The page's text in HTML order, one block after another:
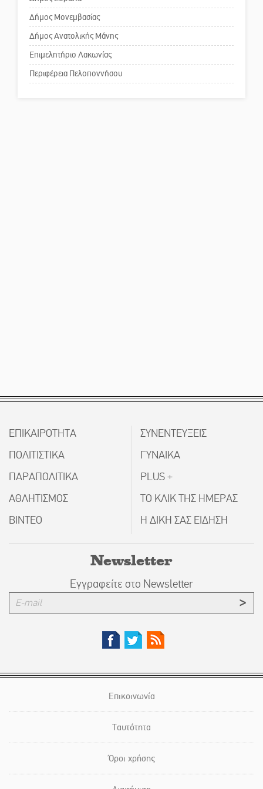
για τη λειτουργία του ΚΑΠΗ
Το δικό σας σχόλιο: Παράδειγμα
κοινωνικής αναισθησίας
Δήμος Μονεμβασίας
Δήμος Ανατολικής Μάνης
Επιμελητήριο Λακωνίας
Περιφέρεια Πελοποννήσου
ΕΠΙΚΑΙΡΟΤΗΤΑ
ΠΟΛΙΤΙΣΤΙΚΑ
ΠΑΡΑΠΟΛΙΤΙΚΑ
ΑΘΛΗΤΙΣΜΟΣ
ΒΙΝΤΕΟ
ΣΥΝΕΝΤΕΥΞΕΙΣ
ΓΥΝΑΙΚΑ
PLUS +
ΤΟ ΚΛΙΚ ΤΗΣ ΗΜΕΡΑΣ
Η ΔΙΚΗ ΣΑΣ ΕΙΔΗΣΗ
Newsletter
Εγγραφείτε στο Newsletter
Επικοινωνία
Ταυτότητα
Όροι χρήσης